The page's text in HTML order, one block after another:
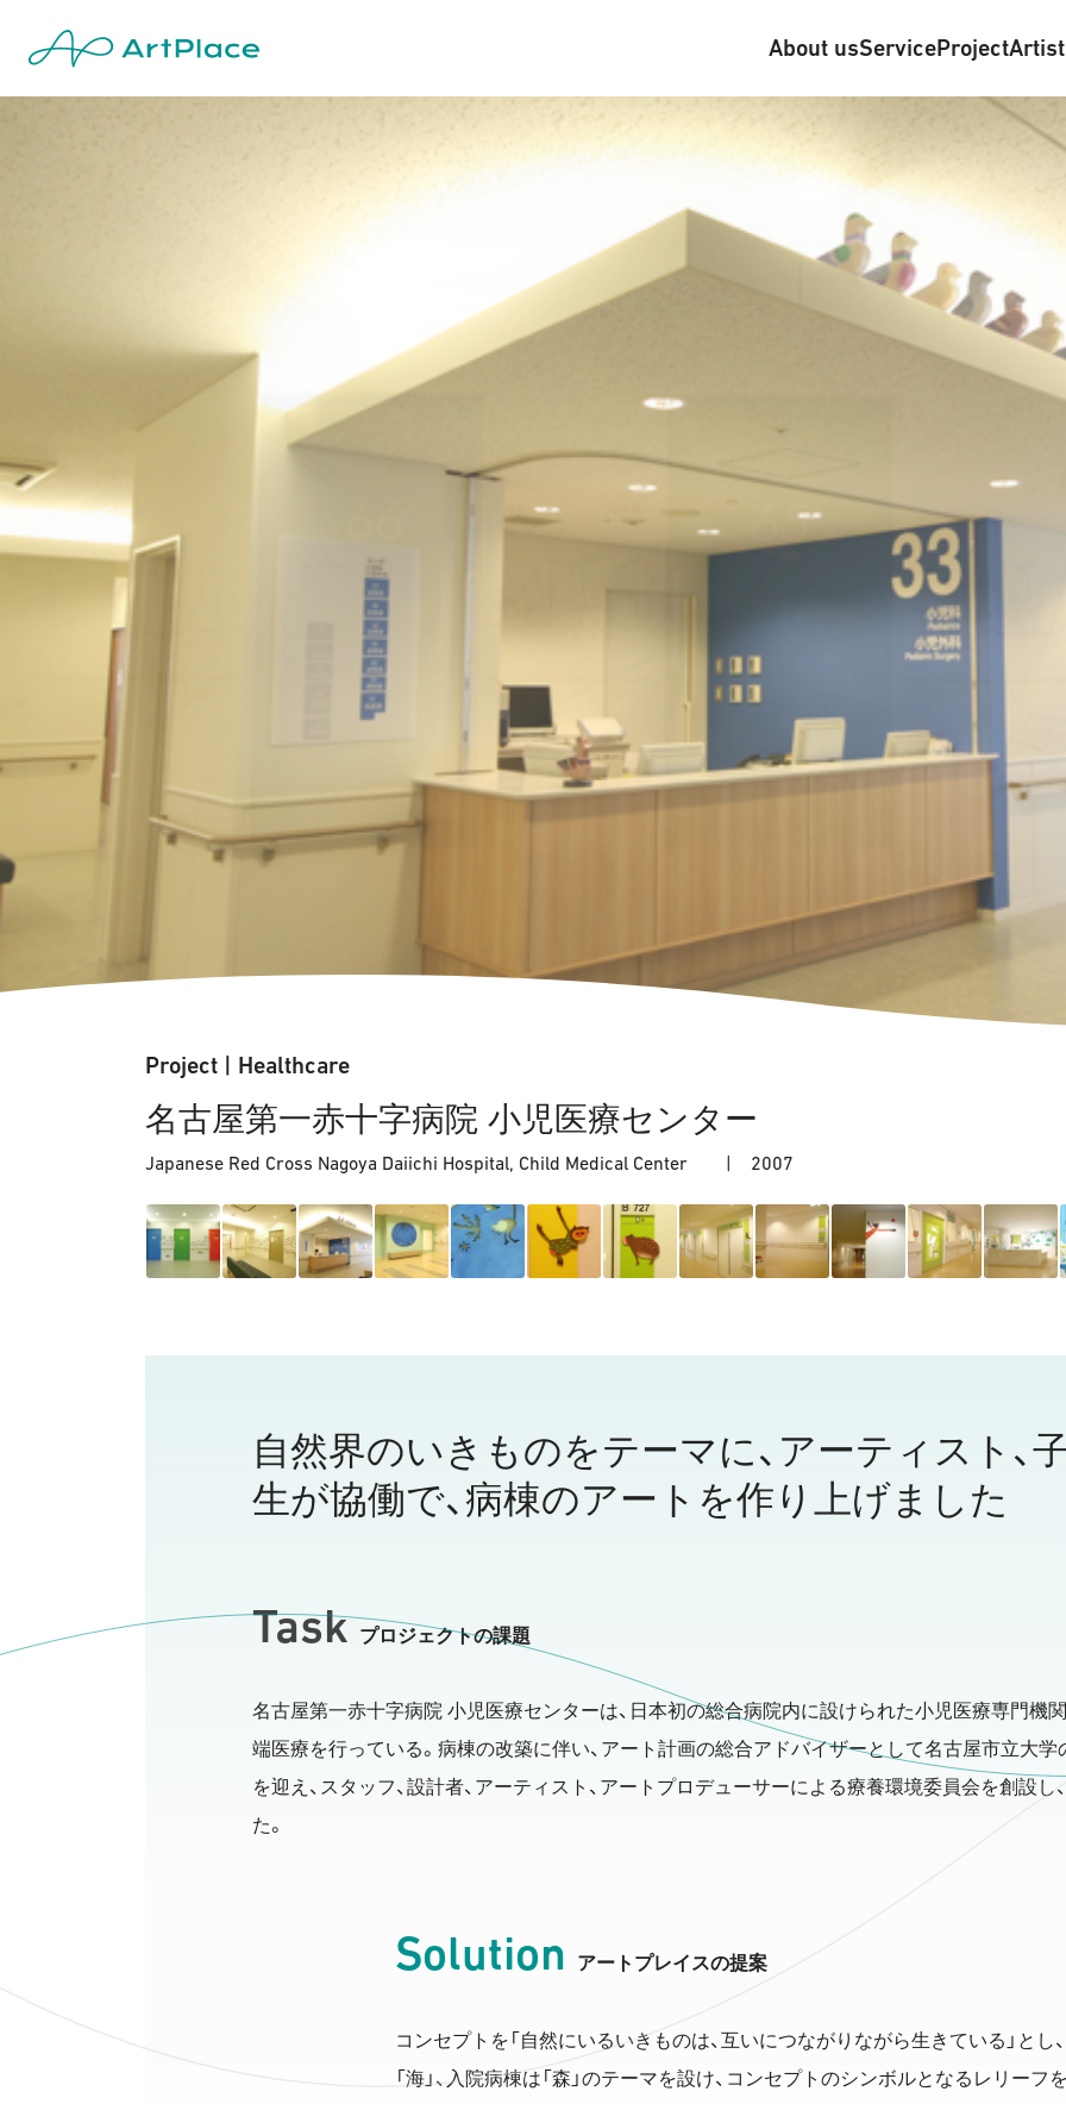
About usServiceProject
Project Healthcare
名古屋第一赤十字病院 小児医療センター
Japanese Red Cross Nagoya Daiichi Hospital, Child Medical Center | 2007
自然界のいきものをテーマに、アーティスト、
生が協働で、病棟のアートを作り上げました
Task プロジェクトの課題
名古屋第一赤十字病院 小児医療センターは、日本初の総合病院内に設けられた小児医療専門機
端医療を行っている。病棟の改築に伴い、アート計画の総合アドバイザーとして名古屋市立大学
を迎え、スタッフ、設計者、アーティスト、アートプロデューサーによる療養環境委員会を創設し
た。
Solution アートプレイスの提案
コンセプトを「自然にいるいきものは、互いにつながりながら生きている」とし、
「海」、入院病棟は「森」のテーマを設け、コンセプトのシンボルとなるレリー